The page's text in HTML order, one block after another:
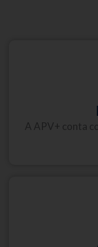
A APV+ conta